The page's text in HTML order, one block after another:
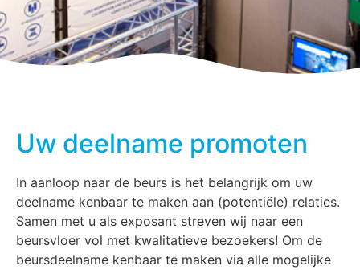
Uw deelname promoten
In aanloop naar de beurs is het belangrijk om uw
deelname kenbaar te maken aan (potentiële) relaties.
Samen met u als exposant streven wij naar een
beursvloer vol met kwalitatieve bezoekers! Om de
beursdeelname kenbaar te maken via alle mogelijke